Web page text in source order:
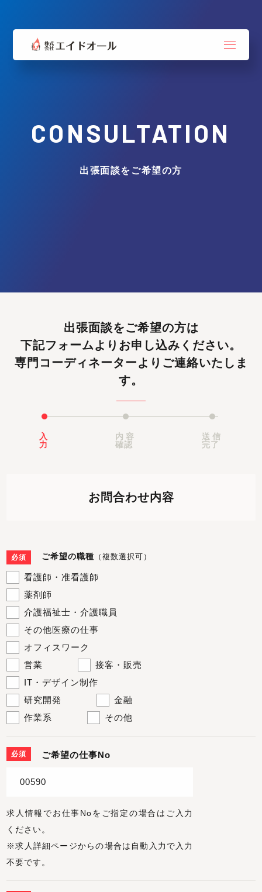
CONSULTATION
出張面談をご希望の方
出張面談をご希望の方は
下記フォームよりお申し込みください。
専門コーディネーターよりご連絡いたしま
す。
入
力
内容
確認
送信
完了
お問合わせ内容
必須 ご希望の職種 （複数選択可）
看護師・准看護師
薬剤師
介護福祉士・介護職員
その他医療の仕事
オフィスワーク
営業
接客・販売
IT・デザイン制作
研究開発
金融
作業系
その他
必須 ご希望の仕事No
求人情報でお仕事Noをご指定の場合はご入力
ください。
※求人詳細ページからの場合は自動入力で入力
不要です。